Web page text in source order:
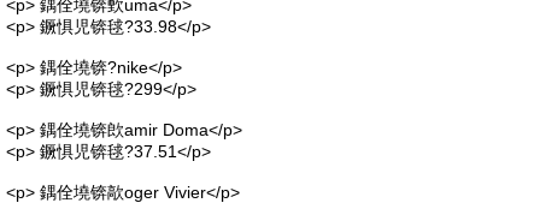
<p> 鍝佺墝锛歅uma</p>
<p> 鐝惧児锛毬?33.98</p>
<p> 鍝佺墝锛?nike</p>
<p> 鐝惧児锛毬?299</p>
<p> 鍝佺墝锛欴amir Doma</p>
<p> 鐝惧児锛毬?37.51</p>
<p> 鍝佺墝锛歊oger Vivier</p>